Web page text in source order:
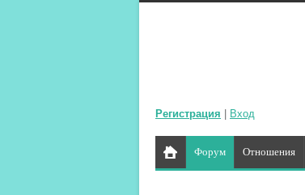
Регистрация Вход
Форум Отношения